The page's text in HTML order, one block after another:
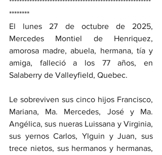
********
El lunes 27 de octubre de 2025,
Mercedes Montiel de Henriquez,
amorosa madre, abuela, hermana, tía y
amiga, falleció a los 77 años, en
Salaberry de Valleyfield, Quebec.
Le sobreviven sus cinco hijos Francisco,
Mariana, Ma. Mercedes, José y Ma.
Angélica, sus nueras Luissana y Virginia,
sus yernos Carlos, Ylguin y Juan, sus
trece nietos, sus hermanos y hermanas,